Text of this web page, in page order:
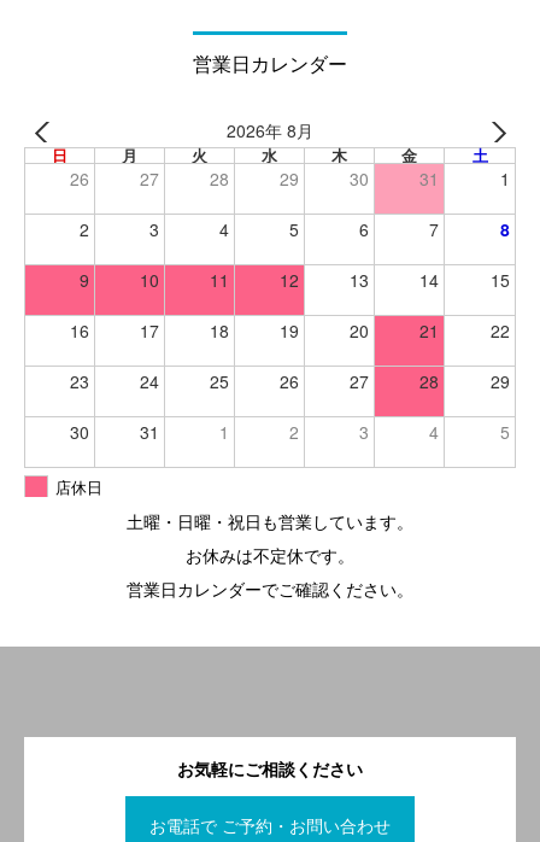
営業日カレンダー
2026年 8月
日 月 火 水 木 金 土
26 27 28 29 30 31 1
2 3 4 5 6 7 8
9 10 11 12 13 14 15
16 17 18 19 20 21 22
23 24 25 26 27 28 29
30 31 1 2 3 4 5
店休日
土曜・日曜・祝日も営業しています。
お休みは不定休です。
営業日カレンダーでご確認ください。
お気軽にご相談ください
お電話で ご予約・お問い合わせ